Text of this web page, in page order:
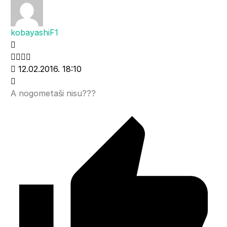
kobayashiF1
12.02.2016. 18:10
A nogometaši nisu???